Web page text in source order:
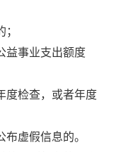
益事业支出额度
度检查，或者年度
布虚假信息的。